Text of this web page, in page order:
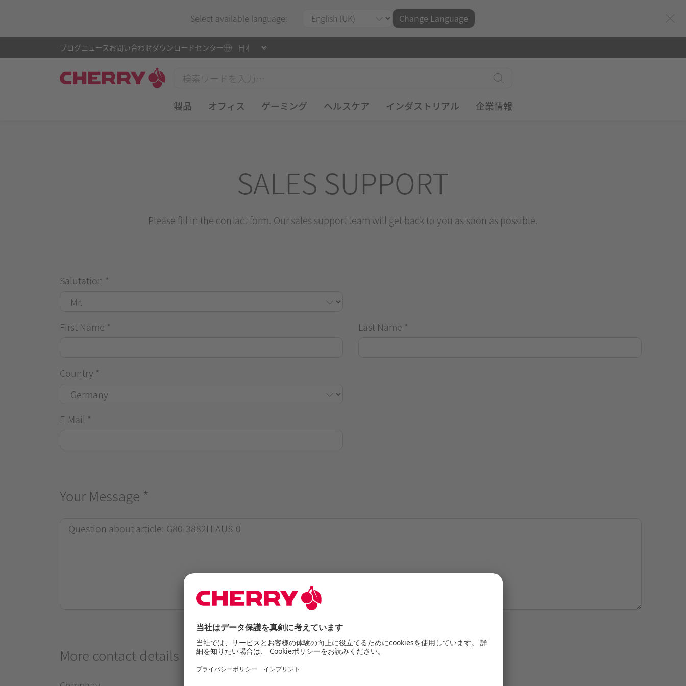
Select available language: Change Language
製品 オフィス ゲーミング ヘルスケア インダストリアル 企業情報
ブログニュース お問い合わせダウンロードセンター
SALES SUPPORT
Please fill in the contact form. Our sales support team will get back to you as soon as possible.
Salutation *
First Name * Last Name *
Country *
E-Mail *
Your Message *
More contact details